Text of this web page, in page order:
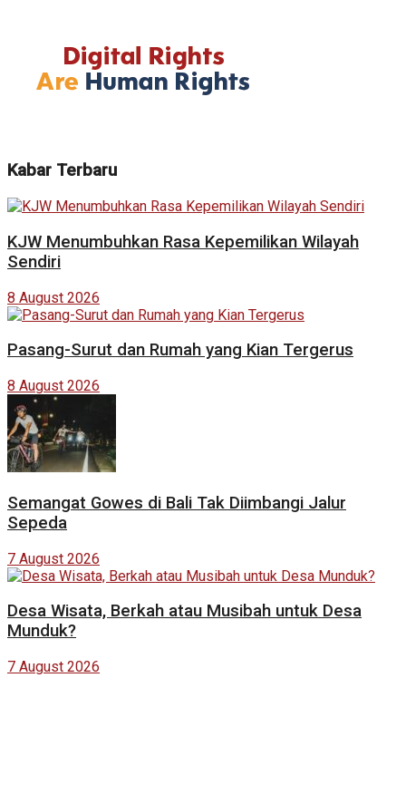
Kabar Terbaru
KJW Menumbuhkan Rasa Kepemilikan Wilayah
Sendiri
8 August 2026
Pasang-Surut dan Rumah yang Kian Tergerus
8 August 2026
Semangat Gowes di Bali Tak Diimbangi Jalur
Sepeda
7 August 2026
Desa Wisata, Berkah atau Musibah untuk Desa
Munduk?
7 August 2026